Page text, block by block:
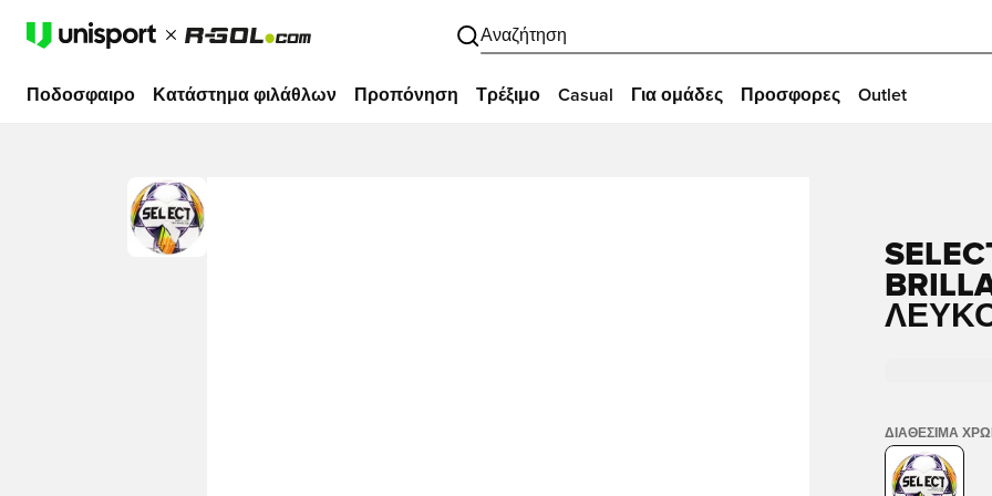
Αναζήτηση
Ποδοσφαιρο Κατάστημα φιλάθλων Προπόνηση Τρέξιμο Casual Για ομάδες Προσφορες Outlet
ΔΙΑΘΈΣΙΜΑ